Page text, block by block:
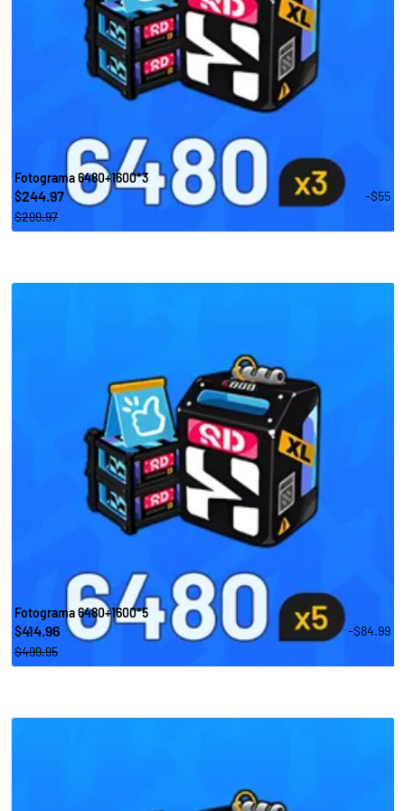
Fotograma 6480+1600*3
$244.97
-$55
$299.97
Fotograma 6480+1600*5
$414.96
-$84.99
$499.95